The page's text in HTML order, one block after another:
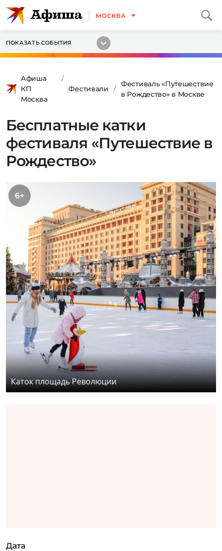
МОСКВА
ПОКАЗАТЬ СОБЫТИЯ
Афиша
КП
Москва
Фестивали
Фестиваль «Путешествие
в Рождество» в Москве
Бесплатные катки
фестиваля «Путешествие в
Рождество»
6+
Каток площадь Революции
Дата